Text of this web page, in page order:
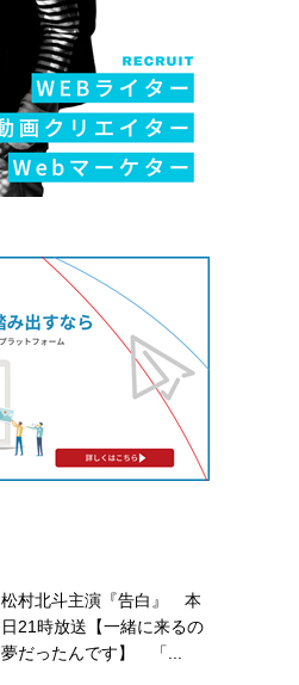
松村北斗主演『告白』 本
日21時放送【一緒に来るの
夢だったんです】 「...